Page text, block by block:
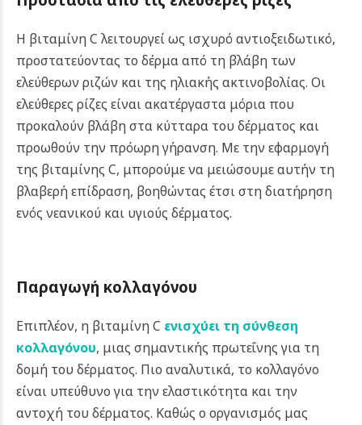
Η βιταμίνη C λειτουργεί ως ισχυρό αντιοξειδωτικό,
προστατεύοντας το δέρμα από τη βλάβη των
ελεύθερων ριζών και της ηλιακής ακτινοβολίας. Οι
ελεύθερες ρίζες είναι ακατέργαστα μόρια που
προκαλούν βλάβη στα κύτταρα του δέρματος και
προωθούν την πρόωρη γήρανση. Με την εφαρμογή
της βιταμίνης C, μπορούμε να μειώσουμε αυτήν τη
βλαβερή επίδραση, βοηθώντας έτσι στη διατήρηση
ενός νεανικού και υγιούς δέρματος.
Παραγωγή κολλαγόνου
Επιπλέον, η βιταμίνη C ενισχύει τη σύνθεση
κολλαγόνου, μιας σημαντικής πρωτεΐνης για τη
δομή του δέρματος. Πιο αναλυτικά, το κολλαγόνο
είναι υπεύθυνο για την ελαστικότητα και την
αντοχή του δέρματος. Καθώς ο οργανισμός μας